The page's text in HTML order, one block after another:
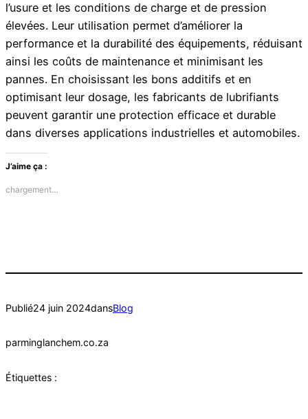
l’usure et les conditions de charge et de pression
élevées. Leur utilisation permet d’améliorer la
performance et la durabilité des équipements, réduisant
ainsi les coûts de maintenance et minimisant les
pannes. En choisissant les bons additifs et en
optimisant leur dosage, les fabricants de lubrifiants
peuvent garantir une protection efficace et durable
dans diverses applications industrielles et automobiles.
J’aime ça :
chargement…
Publié24 juin 2024dansBlog
parminglanchem.co.za
Étiquettes :